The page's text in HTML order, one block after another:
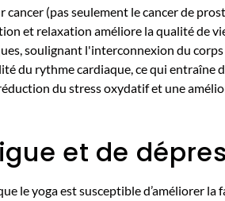
cancer (pas seulement le cancer de
et relaxation améliore la qualité de
soulignant l'interconnexion du
du rythme cardiaque, ce qui entraîne
du stress oxydatif et une
et de
le yoga est susceptible d’améliorer